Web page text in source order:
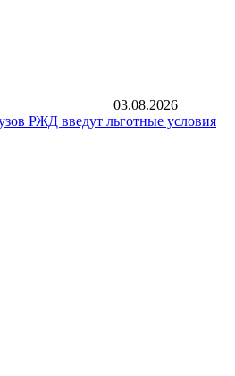
03.08.2026
РЖД введут льготные условия